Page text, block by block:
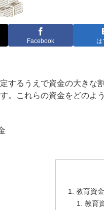
Facebook は
するうえで資金の大きな
。これらの資金をどのよ
教育資金
教育